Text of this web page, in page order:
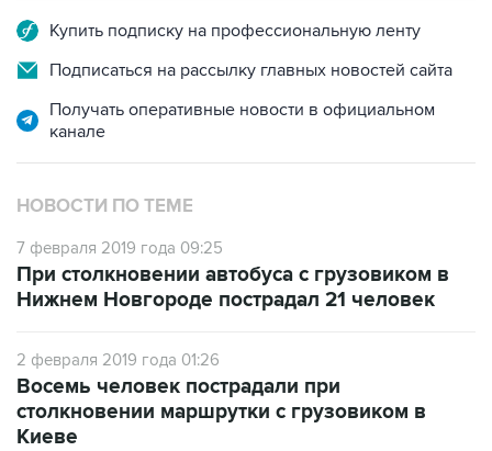
Купить подписку на профессиональную ленту
Подписаться на рассылку главных новостей сайта
Получать оперативные новости в официальном
канале
НОВОСТИ ПО ТЕМЕ
7 февраля 2019 года 09:25
При столкновении автобуса с грузовиком в
Нижнем Новгороде пострадал 21 человек
2 февраля 2019 года 01:26
Восемь человек пострадали при
столкновении маршрутки с грузовиком в
Киеве